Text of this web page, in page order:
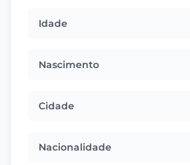
Idade
Nascimento
Cidade
Nacionalidade